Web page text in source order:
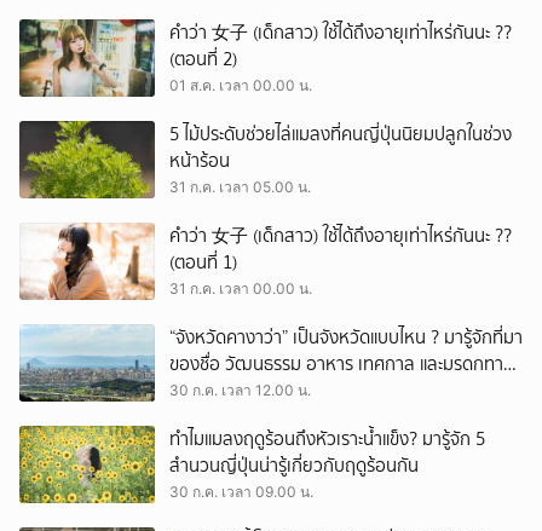
คำว่า 女子 (เด็กสาว) ใช้ได้ถึงอายุเท่าไหร่กันนะ ??
(ตอนที่ 2)
01 ส.ค. เวลา 00.00 น.
5 ไม้ประดับช่วยไล่แมลงที่คนญี่ปุ่นนิยมปลูกในช่วง
หน้าร้อน
31 ก.ค. เวลา 05.00 น.
คำว่า 女子 (เด็กสาว) ใช้ได้ถึงอายุเท่าไหร่กันนะ ??
(ตอนที่ 1)
31 ก.ค. เวลา 00.00 น.
“จังหวัดคางาว่า” เป็นจังหวัดแบบไหน ? มารู้จักที่มา
ของชื่อ วัฒนธรรม อาหาร เทศกาล และมรดกทาง
วัฒนธรรมอันทรงเสน่ห์
30 ก.ค. เวลา 12.00 น.
ทำไมแมลงฤดูร้อนถึงหัวเราะน้ำแข็ง? มารู้จัก 5
สำนวนญี่ปุ่นน่ารู้เกี่ยวกับฤดูร้อนกัน
30 ก.ค. เวลา 09.00 น.